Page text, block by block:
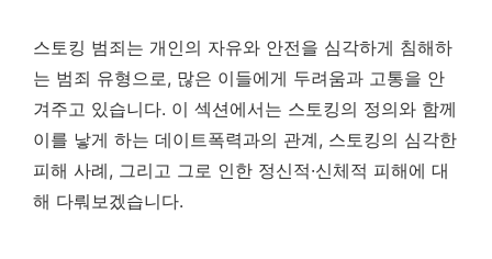
스토킹 범죄는 개인의 자유와 안전을 심각하게 침해하
는 범죄 유형으로, 많은 이들에게 두려움과 고통을 안
겨주고 있습니다. 이 섹션에서는 스토킹의 정의와 함께
이를 낳게 하는 데이트폭력과의 관계, 스토킹의 심각한
피해 사례, 그리고 그로 인한 정신적·신체적 피해에 대
해 다뤄보겠습니다.